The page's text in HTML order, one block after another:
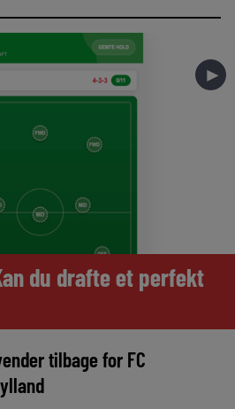
►
du drafte et perfekt
tilbage for FC